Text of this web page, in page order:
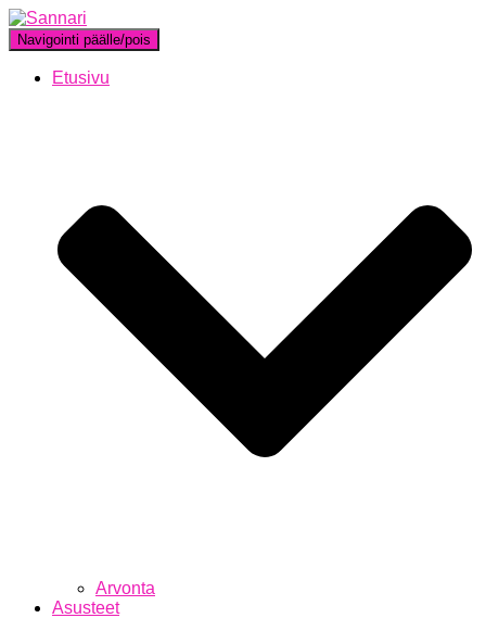
Navigointi päälle/pois
Etusivu
Arvonta
Asusteet